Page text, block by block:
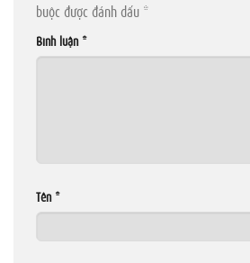
buộc được đánh dấu *
Bình luận *
Tên *